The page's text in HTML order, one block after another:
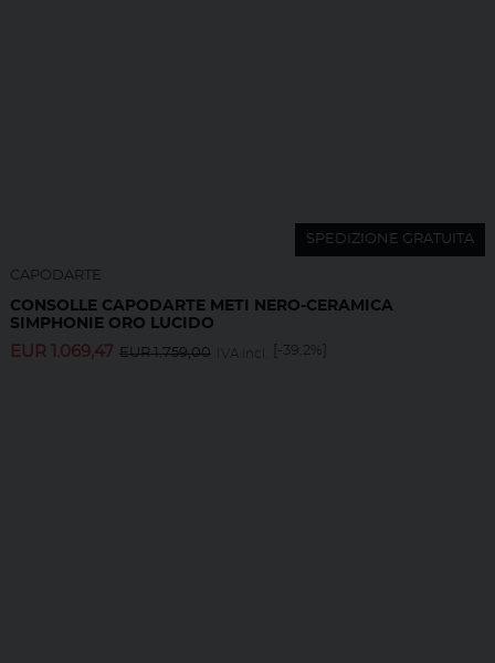
SPEDIZIONE GRATUITA
CAPODARTE
CONSOLLE CAPODARTE METI NERO-CERAMICA
SIMPHONIE ORO LUCIDO
EUR 1.069,47 EUR1.759,00 IVA incl. [-39.2%]